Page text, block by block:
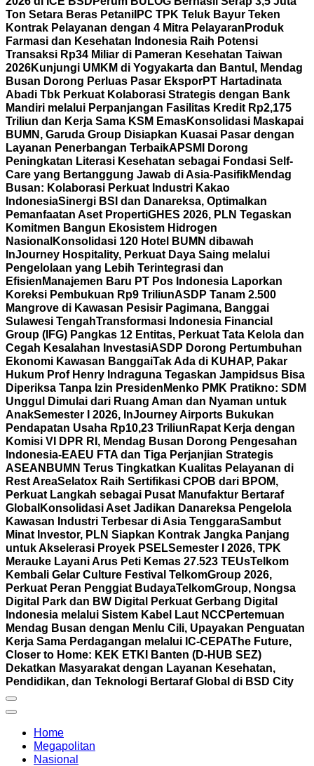
Ton Setara Beras Petani IPC TPK Teluk Bayur Teken
Kontrak Pelayanan dengan 4 Mitra Pelayaran Produk
Farmasi dan Kesehatan Indonesia Raih Potensi
Transaksi Rp34 Miliar di Pameran Kesehatan Taiwan
2026Kunjungi UMKM di Yogyakarta dan Bantul, Mendag
Busan Dorong Perluas Pasar EksporPT Hartadinata
Abadi Tbk Perkuat Kolaborasi Strategis dengan Bank
Mandiri melalui Perpanjangan Fasilitas Kredit Rp2,175
Triliun dan Kerja Sama KSM EmasKonsolidasi Maskapai
BUMN, Garuda Group Disiapkan Kuasai Pasar dengan
Layanan Penerbangan TerbaikAPSMI Dorong
Peningkatan Literasi Kesehatan sebagai Fondasi Self-
Care yang Bertanggung Jawab di Asia-PasifikMendag
Busan: Kolaborasi Perkuat Industri Kakao
IndonesiaSinergi BSI dan Danareksa, Optimalkan
Pemanfaatan Aset PropertiGHES 2026, PLN Tegaskan
Komitmen Bangun Ekosistem Hidrogen
Nasional Konsolidasi 120 Hotel BUMN dibawah
InJourney Hospitality, Perkuat Daya Saing melalui
Pengelolaan yang Lebih Terintegrasi dan
Efisien Manajemen Baru PT Pos Indonesia Laporkan
Koreksi Pembukuan Rp9 TriliunASDP Tanam 2.500
Mangrove di Kawasan Pesisir Pagimana, Banggai
Sulawesi TengahTransformasi Indonesia Financial
Group (IFG) Pangkas 12 Entitas, Perkuat Tata Kelola dan
Cegah Kesalahan InvestasiASDP Dorong Pertumbuhan
Ekonomi Kawasan BanggaiTak Ada di KUHAP, Pakar
Hukum Prof Henry Indraguna Tegaskan Jampidsus Bisa
Diperiksa Tanpa Izin Presiden Menko PMK Pratikno: SDM
Unggul Dimulai dari Ruang Aman dan Nyaman untuk
AnakSemester I 2026, InJourney Airports Bukukan
Pendapatan Usaha Rp10,23 Triliun Rapat Kerja dengan
Komisi VI DPR RI, Mendag Busan Dorong Pengesahan
Indonesia-EAEU FTA dan Tiga Perjanjian Strategis
ASEAN BUMN Terus Tingkatkan Kualitas Pelayanan di
Rest AreaSelatox Raih Sertifikasi CPOB dari BPOM,
Perkuat Langkah sebagai Pusat Manufaktur Bertaraf
Global Konsolidasi Aset Jadikan Danareksa Pengelola
Kawasan Industri Terbesar di Asia TenggaraSambut
Minat Investor, PLN Siapkan Kontrak Jangka Panjang
untuk Akselerasi Proyek PSELSemester I 2026, TPK
Merauke Layani Arus Peti Kemas 27.523 TEUsTelkom
Kembali Gelar Culture Festival TelkomGroup 2026,
Perkuat Peran Penggiat BudayaTelkomGroup, Nongsa
Digital Park dan BW Digital Perkuat Gerbang Digital
Indonesia melalui Sistem Kabel Laut NCC Pertemuan
Mendag Busan dengan Menlu Cili, Upayakan Penguatan
Kerja Sama Perdagangan melalui IC-CEPAThe Future,
Closer to Home: KEK ETKI Banten (D-HUB SEZ)
Dekatkan Masyarakat dengan Layanan Kesehatan,
Pendidikan, dan Teknologi Bertaraf Global di BSD City
Home
Megapolitan
Nasional